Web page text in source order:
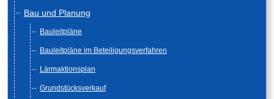
Bau und Planung
Bauleitpläne
Bauleitpläne im Beteiligungsverfahren
Lärmaktionsplan
Grundstücksverkauf